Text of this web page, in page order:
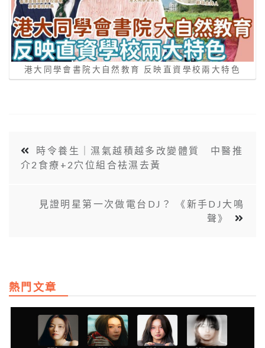
港大同學會書院大自然教育 反映直資學校兩大特色
時令養生｜濕氣越積越多改變體質 中醫推
介2食療+2穴位組合袪濕去黃
見證明星第一次做電台DJ？ 《新手DJ大鳴
聲》
熱門文章